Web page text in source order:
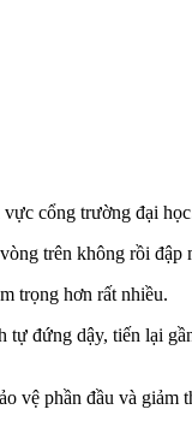
cổng trường đại
trên không rồi đập
trọng hơn rất nhiều.
đứng dậy, tiến lại
vệ phần đầu và giảm